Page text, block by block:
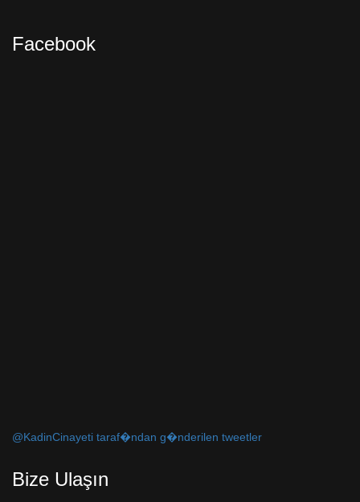
Facebook
@KadinCinayeti taraf�ndan g�nderilen tweetler
Bize Ulaşın